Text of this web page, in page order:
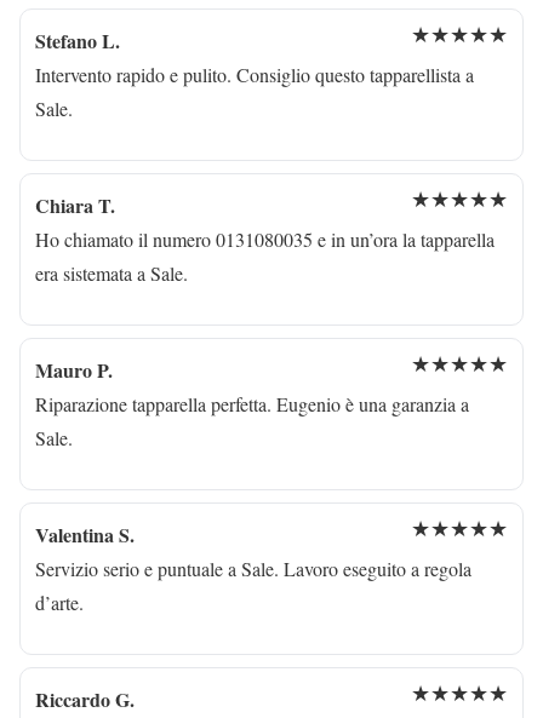
Stefano L. ★★★★★
Intervento rapido e pulito. Consiglio questo tapparellista a
Sale.
Chiara T. ★★★★★
Ho chiamato il numero 0131080035 e in un’ora la tapparella
era sistemata a Sale.
Mauro P. ★★★★★
Riparazione tapparella perfetta. Eugenio è una garanzia a
Sale.
Valentina S. ★★★★★
Servizio serio e puntuale a Sale. Lavoro eseguito a regola
d’arte.
Riccardo G. ★★★★★